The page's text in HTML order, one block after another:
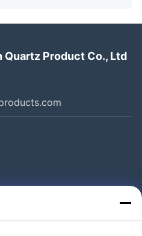
Quartz Product Co., Ltd